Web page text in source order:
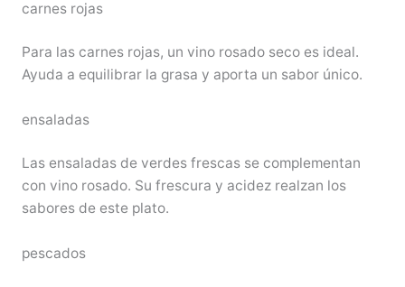
carnes rojas
Para las carnes rojas, un vino rosado seco es ideal.
Ayuda a equilibrar la grasa y aporta un sabor único.
ensaladas
Las ensaladas de verdes frescas se complementan
con vino rosado. Su frescura y acidez realzan los
sabores de este plato.
pescados